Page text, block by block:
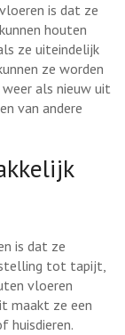
is dat ze
houten
ze uiteindelijk
ze worden
weer als nieuw uit
van andere
is dat ze
tot tapijt,
vloeren
maakt ze een
huisdieren.